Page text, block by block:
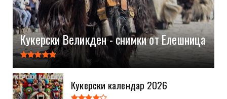
Кукерски Великден - снимки от Елешница
Кукерски календар 2026